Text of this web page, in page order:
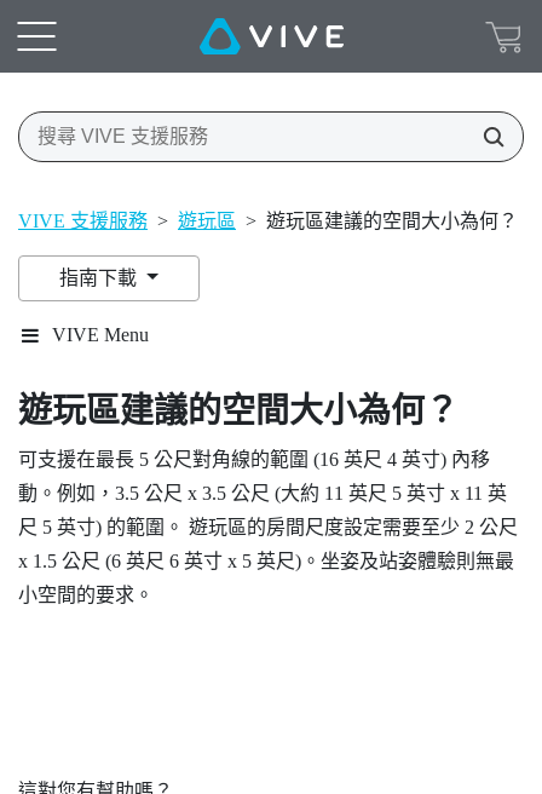
VIVE 支援服務 > 遊玩區 > 遊玩區建議的空間大小為何？
指南下載
VIVE Menu
遊玩區建議的空間大小為何？
可支援在最長 5 公尺對角線的範圍 (16 英尺 4 英寸) 內移
動。例如，3.5 公尺 x 3.5 公尺 (大約 11 英尺 5 英寸 x 11 英
尺 5 英寸) 的範圍。 遊玩區的房間尺度設定需要至少 2 公尺
x 1.5 公尺 (6 英尺 6 英寸 x 5 英尺)。坐姿及站姿體驗則無最
小空間的要求。